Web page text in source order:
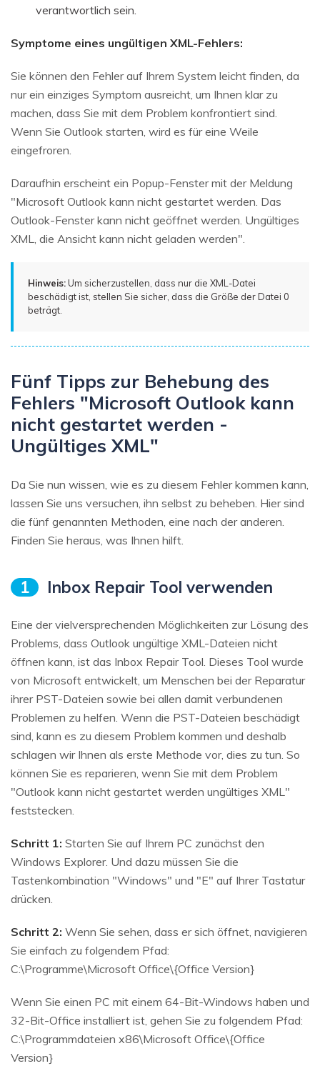
verantwortlich sein.
Symptome eines ungültigen XML-Fehlers:
Sie können den Fehler auf Ihrem System leicht finden, da
nur ein einziges Symptom ausreicht, um Ihnen klar zu
machen, dass Sie mit dem Problem konfrontiert sind.
Wenn Sie Outlook starten, wird es für eine Weile
eingefroren.
Daraufhin erscheint ein Popup-Fenster mit der Meldung
"Microsoft Outlook kann nicht gestartet werden. Das
Outlook-Fenster kann nicht geöffnet werden. Ungültiges
XML, die Ansicht kann nicht geladen werden".
Hinweis: Um sicherzustellen, dass nur die XML-Datei
beschädigt ist, stellen Sie sicher, dass die Größe der Datei 0
beträgt.
Fünf Tipps zur Behebung des
Fehlers "Microsoft Outlook kann
nicht gestartet werden -
Ungültiges XML"
Da Sie nun wissen, wie es zu diesem Fehler kommen kann,
lassen Sie uns versuchen, ihn selbst zu beheben. Hier sind
die fünf genannten Methoden, eine nach der anderen.
Finden Sie heraus, was Ihnen hilft.
1 Inbox Repair Tool verwenden
Eine der vielversprechenden Möglichkeiten zur Lösung des
Problems, dass Outlook ungültige XML-Dateien nicht
öffnen kann, ist das Inbox Repair Tool. Dieses Tool wurde
von Microsoft entwickelt, um Menschen bei der Reparatur
ihrer PST-Dateien sowie bei allen damit verbundenen
Problemen zu helfen. Wenn die PST-Dateien beschädigt
sind, kann es zu diesem Problem kommen und deshalb
schlagen wir Ihnen als erste Methode vor, dies zu tun. So
können Sie es reparieren, wenn Sie mit dem Problem
"Outlook kann nicht gestartet werden ungültiges XML"
feststecken.
Schritt 1: Starten Sie auf Ihrem PC zunächst den
Windows Explorer. Und dazu müssen Sie die
Tastenkombination "Windows" und "E" auf Ihrer Tastatur
drücken.
Schritt 2: Wenn Sie sehen, dass er sich öffnet, navigieren
Sie einfach zu folgendem Pfad:
C:\Programme\Microsoft Office\{Office Version}
Wenn Sie einen PC mit einem 64-Bit-Windows haben und
32-Bit-Office installiert ist, gehen Sie zu folgendem Pfad:
C:\Programmdateien x86\Microsoft Office\{Office
Version}